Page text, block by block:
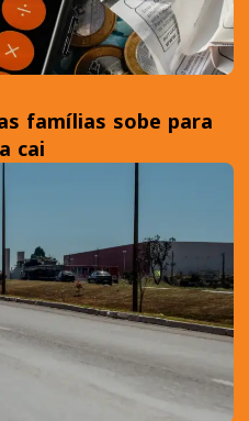
famílias sobe para
cai